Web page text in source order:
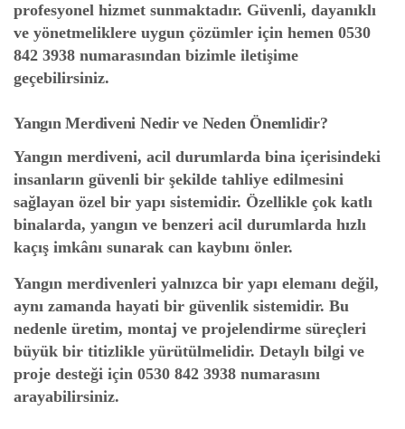
profesyonel hizmet sunmaktadır. Güvenli, dayanıklı
ve yönetmeliklere uygun çözümler için hemen 0530
842 3938 numarasından bizimle iletişime
geçebilirsiniz.
Yangın Merdiveni Nedir ve Neden Önemlidir?
Yangın merdiveni, acil durumlarda bina içerisindeki
insanların güvenli bir şekilde tahliye edilmesini
sağlayan özel bir yapı sistemidir. Özellikle çok katlı
binalarda, yangın ve benzeri acil durumlarda hızlı
kaçış imkânı sunarak can kaybını önler.
Yangın merdivenleri yalnızca bir yapı elemanı değil,
aynı zamanda hayati bir güvenlik sistemidir. Bu
nedenle üretim, montaj ve projelendirme süreçleri
büyük bir titizlikle yürütülmelidir. Detaylı bilgi ve
proje desteği için 0530 842 3938 numarasını
arayabilirsiniz.